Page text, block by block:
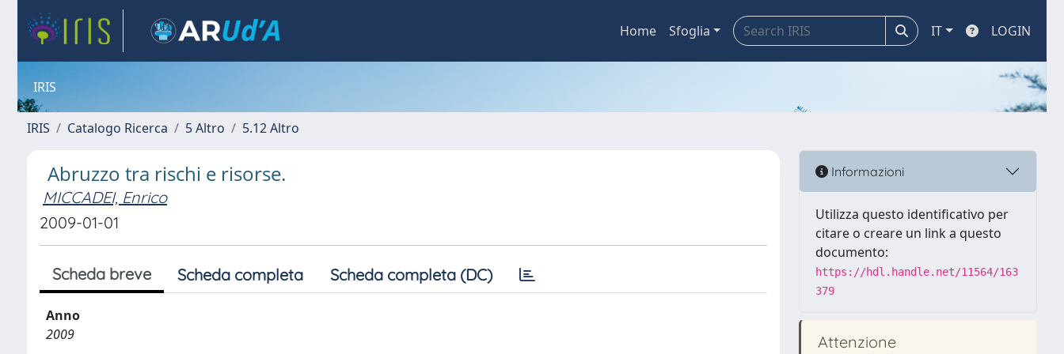
Home Sfoglia IT LOGIN
IRIS
IRIS Catalogo Ricerca 5 Altro 5.12 Altro
Abruzzo tra rischi e risorse.
MICCADEI, Enrico
2009-01-01
Scheda breve Scheda completa Scheda completa (DC)
Anno
2009
Informazioni
Utilizza questo identificativo per
citare o creare un link a questo
documento:
https://hdl.handle.net/11564/163
379
Attenzione